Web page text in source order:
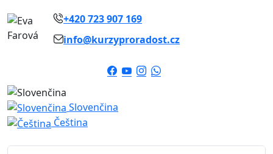
+420 723 907 169
info@kurzyproradost.cz
Slovenčina
Čeština